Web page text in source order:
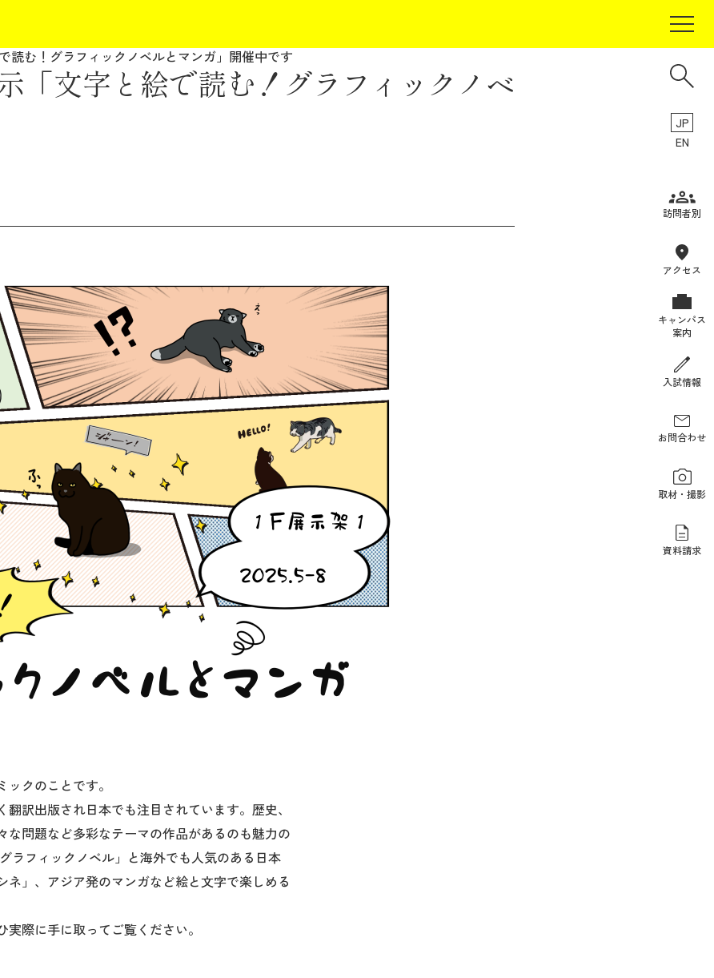
JP
EN
訪問者別
アクセス
キャンパス
案内
入試情報
お問合わせ
取材・撮影
資料請求
読む！グラフィックノベルとマンガ」開催中です
「文字と絵で読む！グラフィックノベ
クのことです。
訳出版され日本でも注目されています。歴史、
問題など多彩なテーマの作品があるのも魅力の
ラフィックノベル」と海外でも人気のある日本
」、アジア発のマンガなど絵と文字で楽しめる
際に手に取ってご覧ください。